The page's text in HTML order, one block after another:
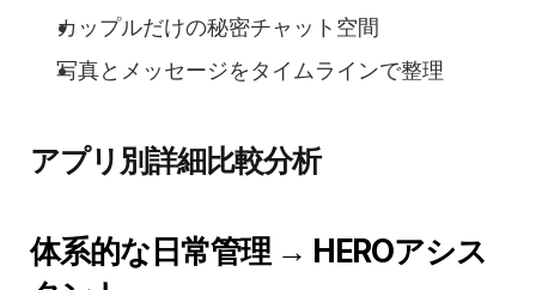
カップルだけの秘密チャット空間
写真とメッセージをタイムラインで整理
アプリ別詳細比較分析
体系的な日常管理 → HEROアシス